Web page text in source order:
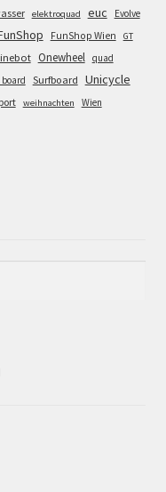
elektroquad euc
Evolve
FunShop Wien GT
Onewheel quad
Surfboard Unicycle
weihnachten
Wien